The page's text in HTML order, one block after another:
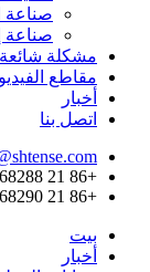
صناعة
صناعة
مشكلة شائعة
مقاطع الفيديو
أخبار
اتصل بنا
+86 21 69968288
+86 21 69968290
بيت
أخبار